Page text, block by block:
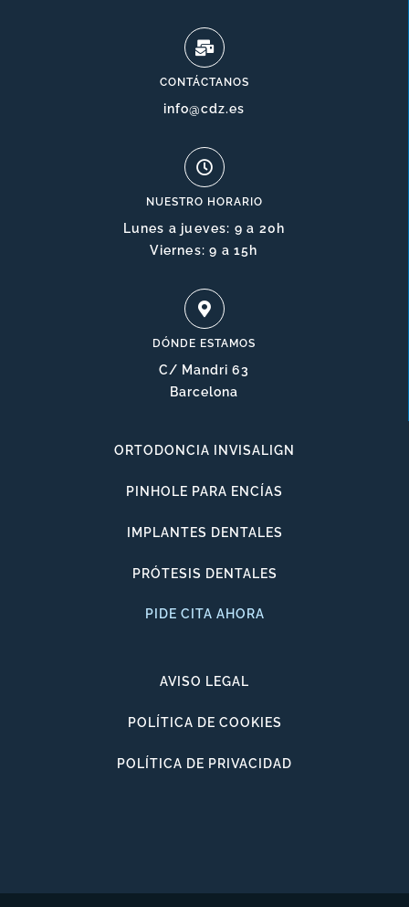
CONTÁCTANOS
info@cdz.es
NUESTRO HORARIO
Lunes a jueves: 9 a 20h
Viernes: 9 a 15h
DÓNDE ESTAMOS
C/ Mandri 63
Barcelona
ORTODONCIA INVISALIGN
PINHOLE PARA ENCÍAS
IMPLANTES DENTALES
PRÓTESIS DENTALES
PIDE CITA AHORA
AVISO LEGAL
POLÍTICA DE COOKIES
POLÍTICA DE PRIVACIDAD